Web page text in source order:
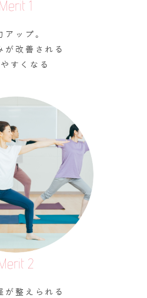
Merit 1
アップ。
が改善される
すくなる
2
が整えられる